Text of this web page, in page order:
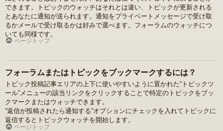
できます。トピックのウォッチはそれとは違い、トピックが更新される
とあなたに通知が送られます。通知をプライベートメッセージで受け取
るかメールで受け取るかは好みで選べます。フォーラムのウォッチにつ
いても同様です。
ページトップ
フォーラムまたはトピックをブックマークするには？
トピック投稿記事エリアの上下に使いやすいように置かれた“トピックツ
ール”メニューの該当リンクをクリックすることで特定のトピックをブッ
クマークまたはウォッチできます。
“返信が投稿されたら通知する”オプションにチェックを入れてトピックに
返信するとトピックウォッチを開始します。
ページトップ